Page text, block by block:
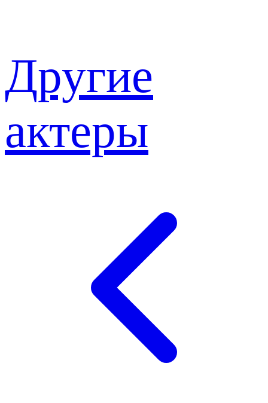
Другие
актеры